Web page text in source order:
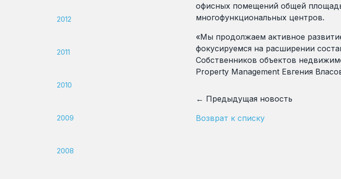
2012
2011
2010
2009
2008
офисных помещений общей
многофункциональных центров.
«Мы продолжаем активное
фокусируемся на расширении
Собственников объектов
Property Management Евгения
← Предыдущая новость
Возврат к списку